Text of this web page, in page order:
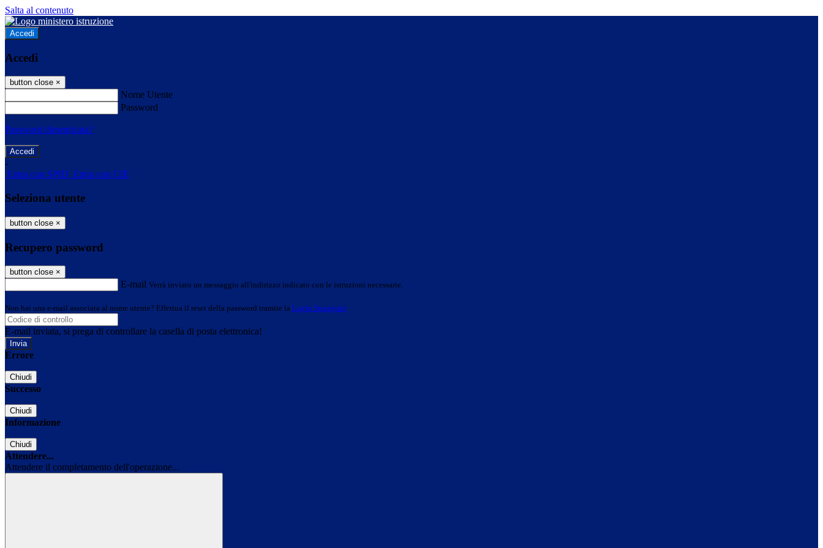
Salta al contenuto
Accedi
Accedi
button close ×
Nome Utente
Password
Password dimenticata?
-
Entra con SPID Entra con CIE
Seleziona utente
button close ×
Recupero password
button close ×
E-mail Verrà inviato un messaggio all'indirizzo indicato con le istruzioni necessarie.
Non hai una e-mail associata al nome utente? Effettua il reset della password tramite la Login Spaggiari
E-mail inviata, si prega di controllare la casella di posta elettronica!
Errore
Chiudi
Successo
Chiudi
Informazione
Chiudi
Attendere...
Attendere il completamento dell'operazione...